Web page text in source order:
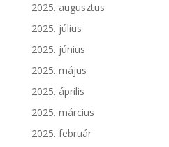
2025. augusztus
2025. július
2025. június
2025. május
2025. április
2025. március
2025. február